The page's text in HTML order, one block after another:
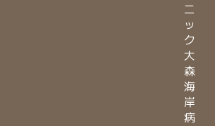
ニ
ッ
ク
大
森
海
岸
病